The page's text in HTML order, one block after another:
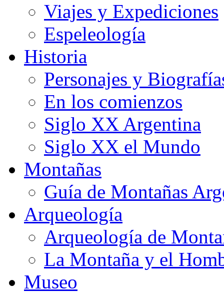
Viajes y Expediciones
Espeleología
Historia
Personajes y
En los comienzos
Siglo XX Argentina
Siglo XX el Mundo
Montañas
Guía de Montañas
Arqueología
Arqueología de
La Montaña y el
Museo